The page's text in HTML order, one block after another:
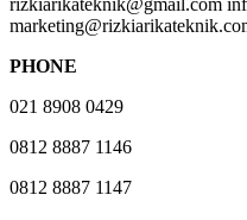
rizkiarikateknik@gmail.com
PHONE
021 8908 0429
0812 8887 1146
0812 8887 1147